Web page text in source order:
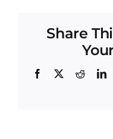
Share
Facebook
X Reddit